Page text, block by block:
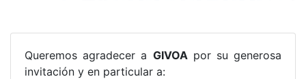
Queremos agradecer a GIVOA por su generosa
invitación y en particular a: